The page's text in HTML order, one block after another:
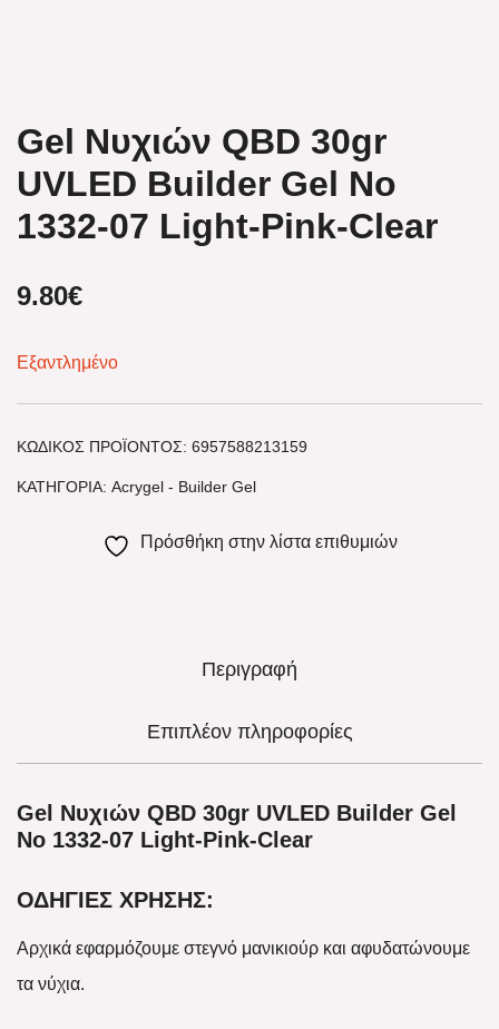
Gel Νυχιών QBD 30gr
UVLED Builder Gel No
1332-07 Light-Pink-Clear
9.80€
Εξαντλημένο
ΚΩΔΙΚΌΣ ΠΡΟΪΌΝΤΟΣ: 6957588213159
ΚΑΤΗΓΟΡΊΑ: Acrygel - Builder Gel
Πρόσθήκη στην λίστα επιθυμιών
Περιγραφή
Επιπλέον πληροφορίες
Gel Νυχιών QBD 30gr UVLED Builder Gel
No 1332-07 Light-Pink-Clear
ΟΔΗΓΙΕΣ ΧΡΗΣΗΣ:
Αρχικά εφαρμόζουμε στεγνό μανικιούρ και αφυδατώνουμε
τα νύχια.